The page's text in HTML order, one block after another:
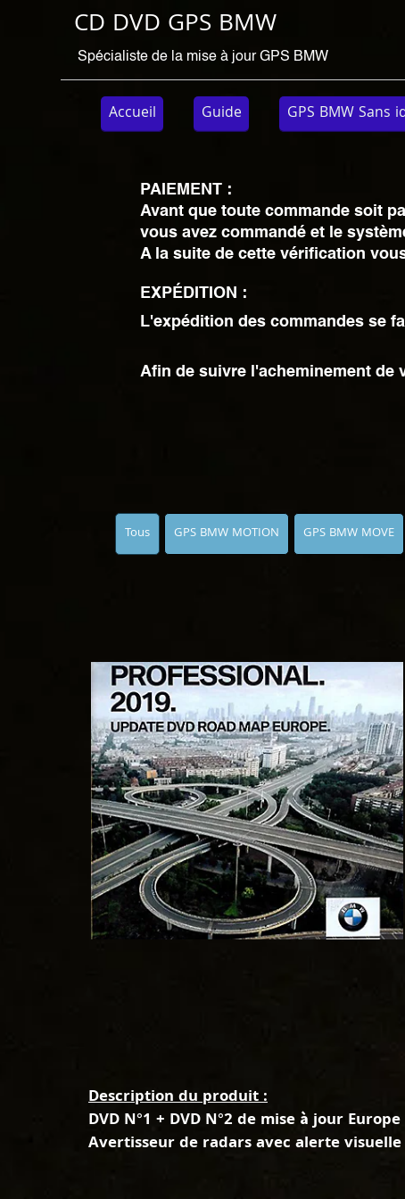
CD DVD GPS BMW
Spécialiste de la mise à jour GPS BMW
Accueil Guide GPS BMW Sans
PAIEMENT :
Avant que toute commande soit
vous avez commandé et le
A la suite de cette vérification
EXPÉDITION :
L'expédition des commandes se
Afin de suivre l'acheminement de
Tous GPS BMW MOTION GPS BMW MOVE
Description du produit :
DVD N°1 + DVD N°2 de mise à jour
Avertisseur de radars avec alerte